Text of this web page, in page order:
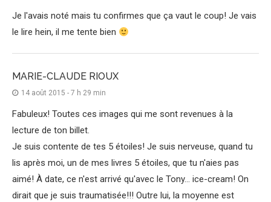
Je l'avais noté mais tu confirmes que ça vaut le coup! Je vais
le lire hein, il me tente bien
MARIE-CLAUDE RIOUX
14 août 2015 - 7 h 29 min
Fabuleux! Toutes ces images qui me sont revenues à la
lecture de ton billet.
Je suis contente de tes 5 étoiles! Je suis nerveuse, quand tu
lis après moi, un de mes livres 5 étoiles, que tu n'aies pas
aimé! À date, ce n'est arrivé qu'avec le Tony… ice-cream! On
dirait que je suis traumatisée!!! Outre lui, la moyenne est